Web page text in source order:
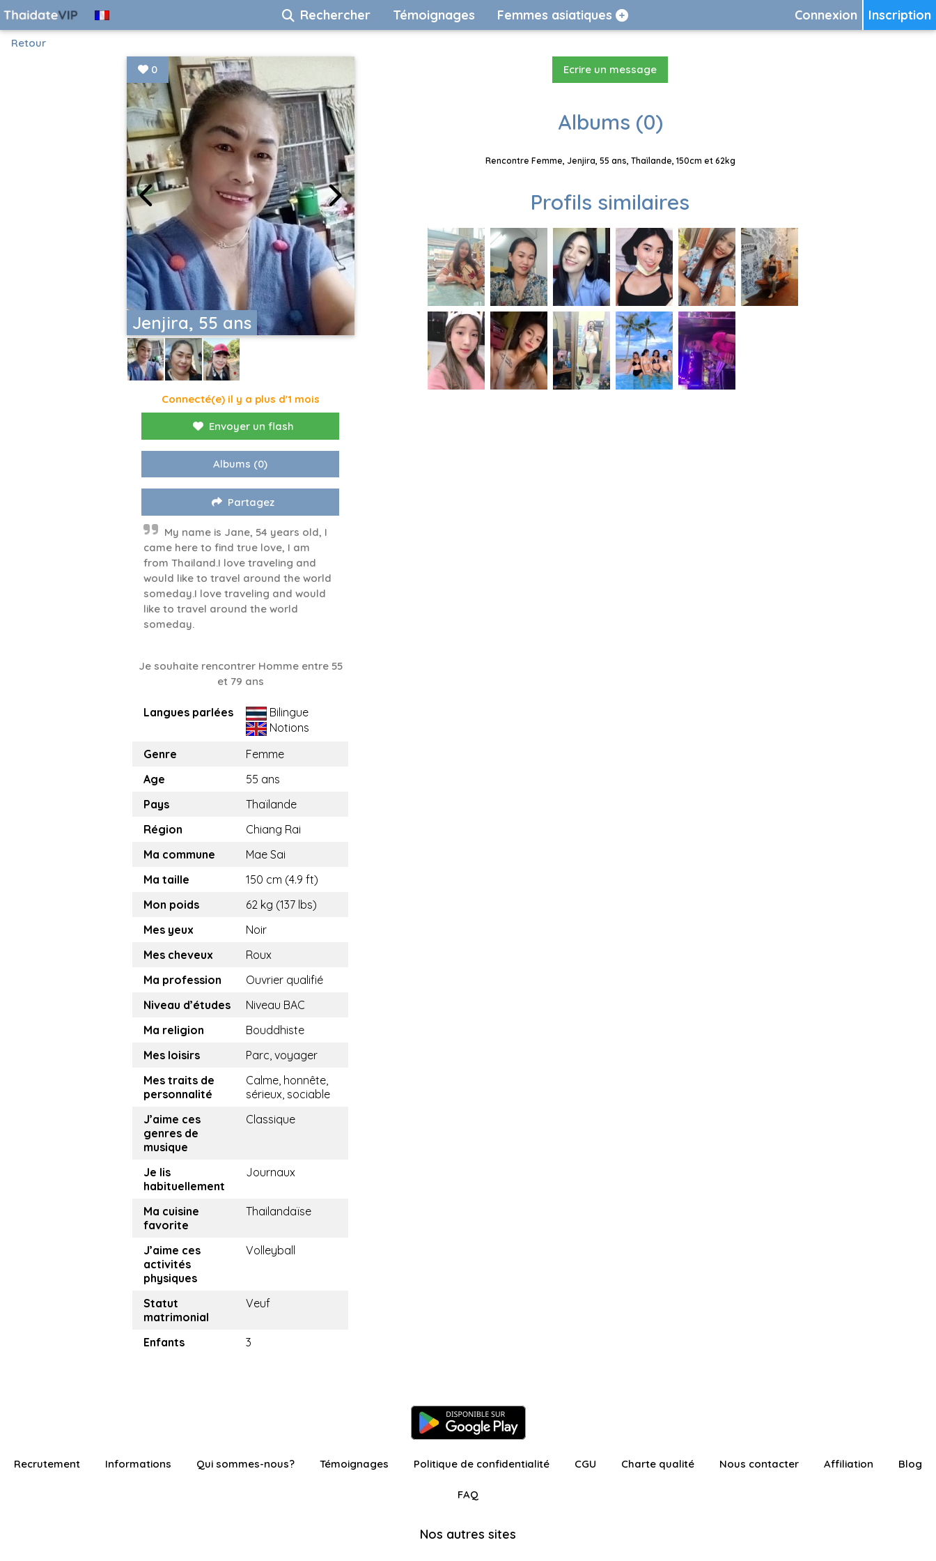
Inscription
Connexion
Rechercher Témoignages Femmes asiatiques
Retour
Jenjira, 55 ans
0
Connecté(e) il y a plus d'1 mois
Envoyer un flash
Albums (0)
Partagez
My name is Jane, 54 years old, I
came here to find true love, I am
from Thailand.I love traveling and
would like to travel around the world
someday.I love traveling and would
like to travel around the world
someday.
Je souhaite rencontrer Homme entre 55
et 79 ans
Langues parlées
Bilingue
Notions
Genre
Femme
Age
55 ans
Pays
Thaïlande
Région
Chiang Rai
Ma commune
Mae Sai
Ma taille
150 cm (4.9 ft)
Mon poids
62 kg (137 lbs)
Mes yeux
Noir
Mes cheveux
Roux
Ma profession
Ouvrier qualifié
Niveau d’études
Niveau BAC
Ma religion
Bouddhiste
Mes loisirs
Parc, voyager
Mes traits de
personnalité
Calme, honnête,
sérieux, sociable
J’aime ces
genres de
musique
Classique
Je lis
habituellement
Journaux
Ma cuisine
favorite
Thailandaïse
J’aime ces
activités
physiques
Volleyball
Statut
matrimonial
Veuf
Enfants 3
Ecrire un message
Albums (0)
Rencontre Femme, Jenjira, 55 ans, Thaïlande, 150cm et 62kg
Profils similaires
Recrutement Informations Qui sommes-nous? Témoignages Politique de confidentialité CGU Charte qualité Nous contacter Affiliation Blog
FAQ
Nos autres sites